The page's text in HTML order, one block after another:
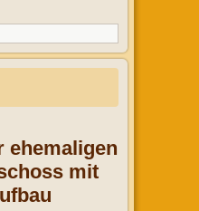
ehemaligen
mit